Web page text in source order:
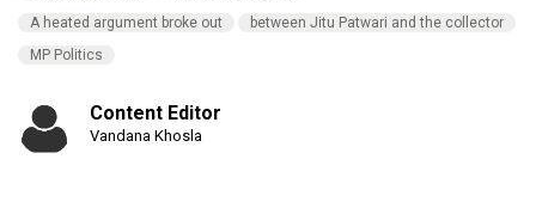
A heated argument broke out
between Jitu Patwari and the collector
MP Politics
Content Editor
Vandana Khosla